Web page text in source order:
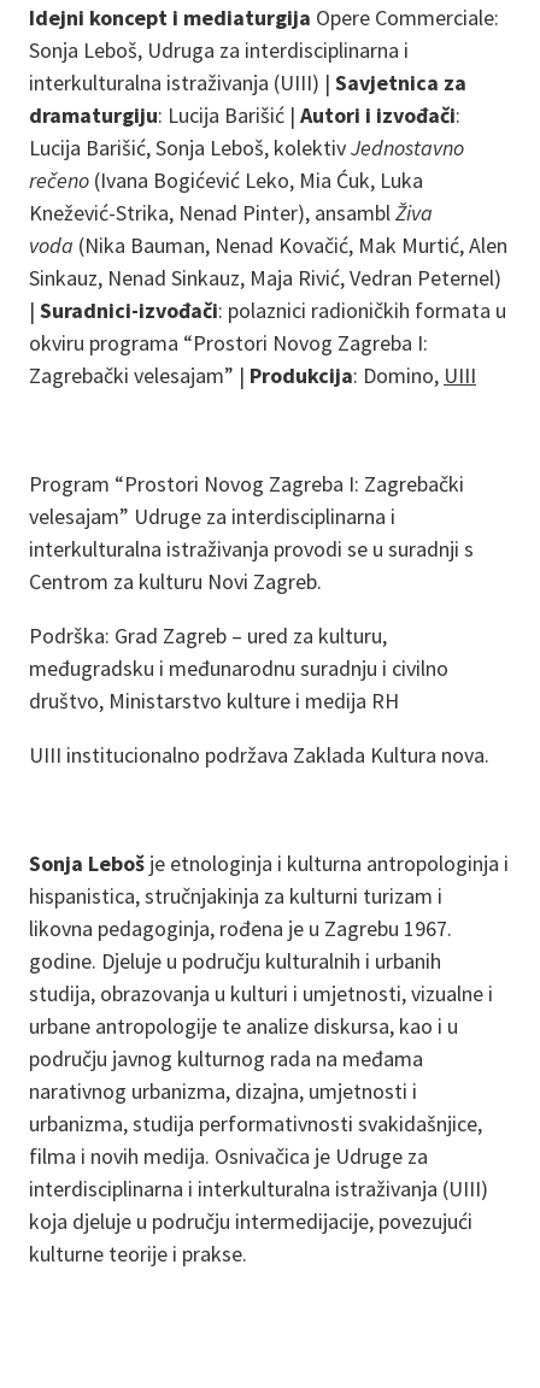
Idejni koncept i mediaturgija Opere Commerciale:
Sonja Leboš, Udruga za interdisciplinarna i
interkulturalna istraživanja (UIII) | Savjetnica za
dramaturgiju: Lucija Barišić | Autori i izvođači:
Lucija Barišić, Sonja Leboš, kolektivJednostavno
rečeno (Ivana Bogićević Leko, Mia Ćuk, Luka
Knežević-Strika, Nenad Pinter), ansamblŽiva
voda (Nika Bauman, Nenad Kovačić, Mak Murtić, Alen
Sinkauz, Nenad Sinkauz, Maja Rivić, Vedran Peternel)
| Suradnici-izvođači: polaznici radioničkih formata u
okviru programa “Prostori Novog Zagreba I:
Zagrebački velesajam” | Produkcija: Domino, UIII
Program “Prostori Novog Zagreba I: Zagrebački
velesajam” Udruge za interdisciplinarna i
interkulturalna istraživanja provodi se u suradnji s
Centrom za kulturu Novi Zagreb.
Podrška: Grad Zagreb – ured za kulturu,
međugradsku i međunarodnu suradnju i civilno
društvo, Ministarstvo kulture i medija RH
UIII institucionalno podržava Zaklada Kultura nova.
Sonja Leboš je etnologinja i kulturna antropologinja i
hispanistica, stručnjakinja za kulturni turizam i
likovna pedagoginja, rođena je u Zagrebu 1967.
godine. Djeluje u području kulturalnih i urbanih
studija, obrazovanja u kulturi i umjetnosti, vizualne i
urbane antropologije te analize diskursa, kao i u
području javnog kulturnog rada na međama
narativnog urbanizma, dizajna, umjetnosti i
urbanizma, studija performativnosti svakidašnjice,
filma i novih medija. Osnivačica je Udruge za
interdisciplinarna i interkulturalna istraživanja (UIII)
koja djeluje u području intermedijacije, povezujući
kulturne teorije i prakse.